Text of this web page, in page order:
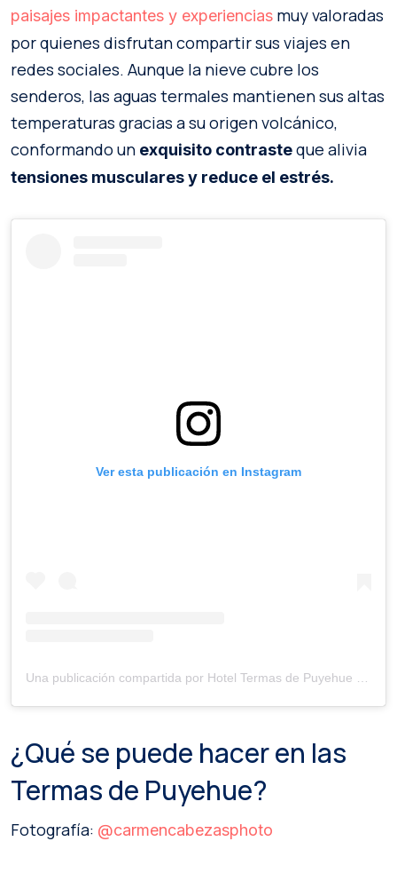
paisajes impactantes y experiencias muy valoradas
por quienes disfrutan compartir sus viajes en
redes sociales. Aunque la nieve cubre los
senderos, las aguas termales mantienen sus altas
temperaturas gracias a su origen volcánico,
conformando un exquisito contrasteque alivia
tensiones musculares y reduce el estrés.
Ver esta publicación en Instagram
¿Qué se puede hacer en las
Termas de Puyehue?
Fotografía: @carmencabezasphoto